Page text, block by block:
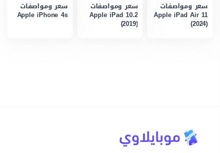
سعر ومواصفات
Apple iPad Air 11
(2024)
سعر ومواصفات
Apple iPad 10.2
(2019)
سعر ومواصفات
Apple iPhone 4s